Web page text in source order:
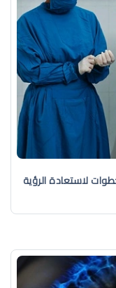
لاستعادة الرؤية